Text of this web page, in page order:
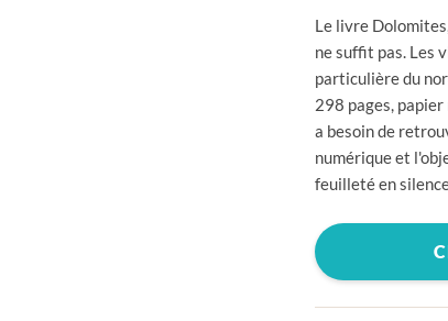
Le livre
ne suffit pas. Les
particulière du
298 pages,
a besoin de
numérique et
feuilleté en